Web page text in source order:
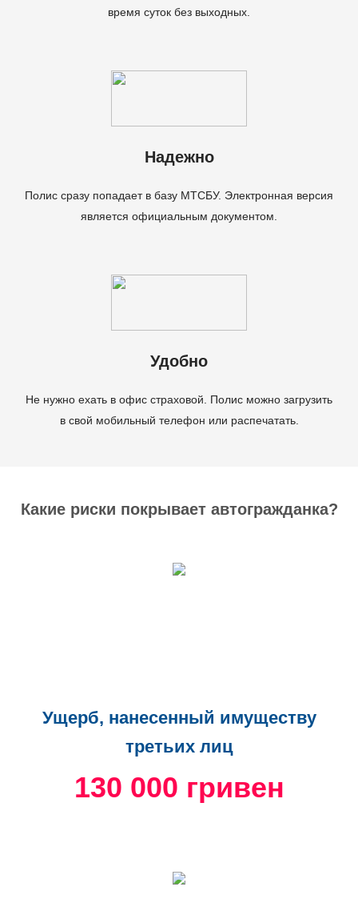
время суток без выходных.
Надежно
Полис сразу попадает в базу МТСБУ. Электронная версия
является официальным документом.
Удобно
Не нужно ехать в офис страховой. Полис можно загрузить
в свой мобильный телефон или распечатать.
Какие риски покрывает автогражданка?
Ущерб, нанесенный имуществу
третьих лиц
130 000 гривен